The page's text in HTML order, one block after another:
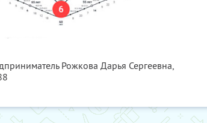
Рожкова Дарья Сергеевна,